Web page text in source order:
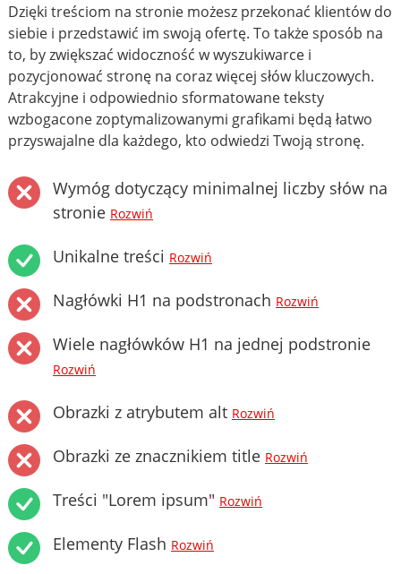
Dzięki treściom na stronie możesz przekonać klientów do
siebie i przedstawić im swoją ofertę. To także sposób na
to, by zwiększać widoczność w wyszukiwarce i
pozycjonować stronę na coraz więcej słów kluczowych.
Atrakcyjne i odpowiednio sformatowane teksty
wzbogacone zoptymalizowanymi grafikami będą łatwo
przyswajalne dla każdego, kto odwiedzi Twoją stronę.
Wymóg dotyczący minimalnej liczby słów na
stronie Rozwiń
Unikalne treści Rozwiń
Nagłówki H1 na podstronach Rozwiń
Wiele nagłówków H1 na jednej podstronie
Rozwiń
Obrazki z atrybutem alt Rozwiń
Obrazki ze znacznikiem title Rozwiń
Treści "Lorem ipsum" Rozwiń
Elementy Flash Rozwiń